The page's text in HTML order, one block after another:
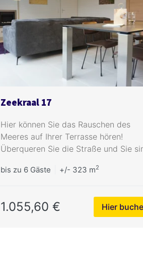
Zeekraal 17
Hier können Sie das Rauschen des
Meeres auf Ihrer Terrasse hören!
Überqueren Sie die Straße und Sie
bis zu 6 Gäste +/- 323 m2
1.055,60 € Hier